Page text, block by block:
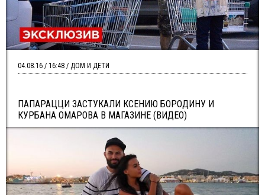
ПАПАРАЦЦИ ЗАСТУКАЛИ КСЕНИЮ БОРОДИНУ И
КУРБАНА ОМАРОВА В МАГАЗИНЕ (ВИДЕО)
04.08.16 / 16:48 / ДОМ И ДЕТИ